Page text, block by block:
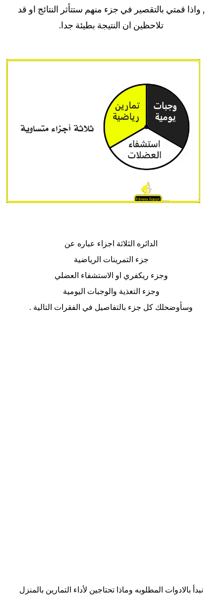
, واذا قمتي بالتقصير في جزء منهم ستتأثر النتائج او قد
تلاحظين ان النتيجة بطيئة جدا.
الدائره الثلاثة اجزاء عباره عن
جزء التمرينات الرياضية
وجزء ريكفري او الاستشفاء العضلي
وجزء التغذية والوجبات اليومية
وسأوضحلك كل جزء بالتفاصيل في الفقرات التالية .
نبدأ بالادوات المطلوبه وماذا تحتاجين لأداء التمارين بالمنزل